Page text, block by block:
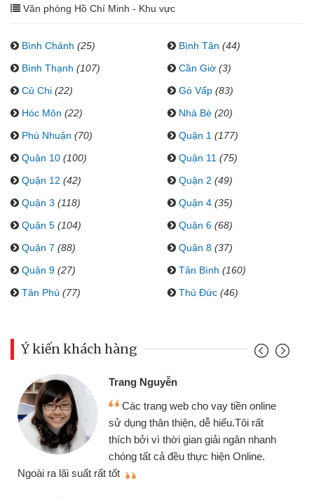
Văn phòng Hồ Chí Minh - Khu vực
Bình Chánh (25) Bình Tân (44)
Bình Thạnh (107) Cần Giờ (3)
Củ Chi (22) Gò Vấp (83)
Hóc Môn (22) Nhà Bè (20)
Phú Nhuận (70) Quận 1 (177)
Quận 10 (100) Quận 11 (75)
Quận 12 (42) Quận 2 (49)
Quận 3 (118) Quận 4 (35)
Quận 5 (104) Quận 6 (68)
Quận 7 (88) Quận 8 (37)
Quận 9 (27) Tân Bình (160)
Tân Phú (77) Thủ Đức (46)
Ý kiến khách hàng
Trang Nguyễn
Các trang web cho vay tiền online
sử dụng thân thiện, dễ hiểu.Tôi rất
thích bởi vì thời gian giải ngân nhanh
chóng tất cả đều thực hiện Online.
Ngoài ra lãi suất rất tốt